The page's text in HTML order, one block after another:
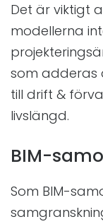
Det är viktigt
modellerna
som adderas
till drift &
livslängd.
BIM-
Som BIM-